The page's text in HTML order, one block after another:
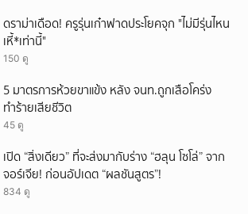
ดราม่าเดือด! ครูรุ่นเก๋าฟาดประโยคจุก "ไม่มีรุ่นไหน
เหี้*เท่านี้"
150 ดู
5 มาตรการห้วยขาแข้ง หลัง จนท.ถูกเสือโคร่ง
ทำร้ายเสียชีวิต
45 ดู
เปิด “สิ่งเดียว” ที่จะส่งมากับร่าง “ฮลุน โซโล่” จาก
จอร์เจีย! ก่อนอัปเดต “ผลชันสูตร”!
834 ดู